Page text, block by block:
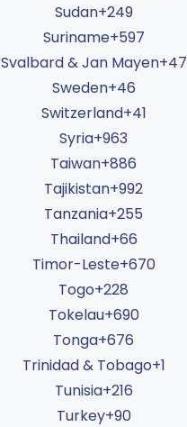
Sudan+249
Suriname+597
Svalbard & Jan Mayen+47
Sweden+46
Switzerland+41
Syria+963
Taiwan+886
Tajikistan+992
Tanzania+255
Thailand+66
Timor-Leste+670
Togo+228
Tokelau+690
Tonga+676
Trinidad & Tobago+1
Tunisia+216
Turkey+90